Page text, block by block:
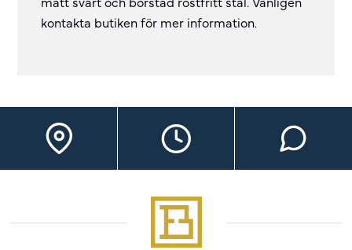
kontakta butiken för mer information.